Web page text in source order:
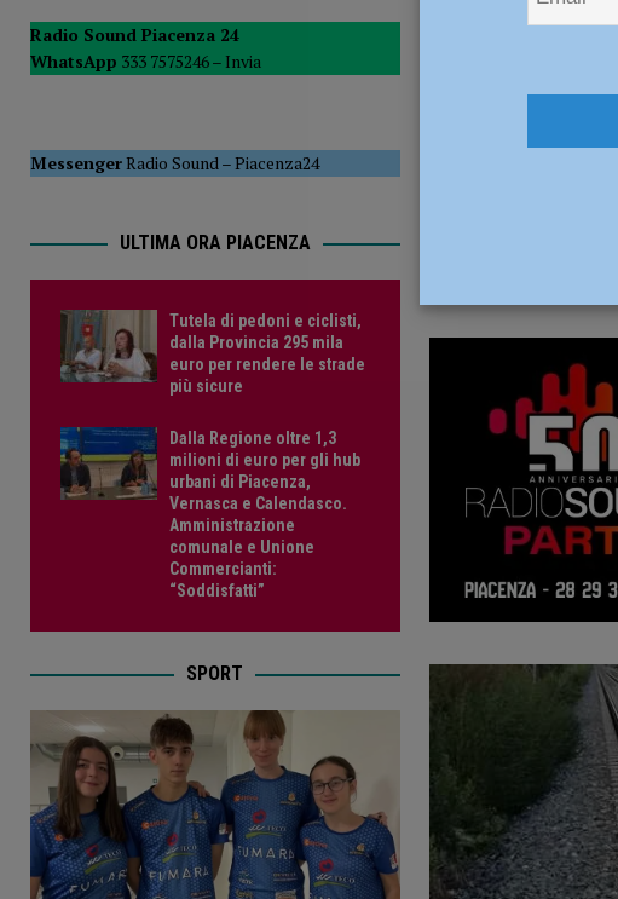
POLITICA
[ 5 Agosto 2026 ] Caldo estremo e asili nido, Tagliaferri (FdI):
Radio Sound Piacenza 24
WhatsApp 333 7575246 – Invia
MessengerRadio Sound–Piacenza24
ULTIMA ORA PIACENZA
Tutela di pedoni e ciclisti,
dalla Provincia 295 mila
euro per rendere le strade
più sicure
Dalla Regione oltre 1,3
milioni di euro per gli hub
urbani di Piacenza,
Vernasca e Calendasco.
Amministrazione
comunale e Unione
Commercianti:
“Soddisfatti”
SPORT